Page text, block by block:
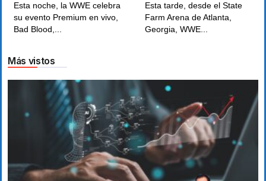
Esta noche, la WWE celebra
su evento Premium en vivo,
Bad Blood,...
Esta tarde, desde el State
Farm Arena de Atlanta,
Georgia, WWE...
Más vistos